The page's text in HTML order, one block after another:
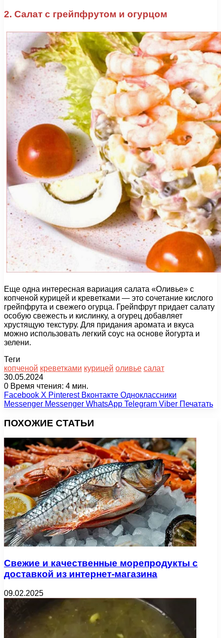
2. Салат с грейпфрутом и огурцом
Еще одна интересная вариация салата «Оливье» с
копченой курицей и креветками — это сочетание кислого
грейпфрута и свежего огурца. Грейпфрут придает салату
особую свежесть и кислинку, а огурец добавляет
хрустящую текстуру. Для придания аромата и вкуса
можно использовать легкий соус на основе йогурта и
зелени.
Теги
копченой креветками курицей оливье салат
30.05.2024
0 Время чтения: 4 мин.
Facebook X Pinterest Вконтакте Одноклассники
Messenger Messenger WhatsApp Telegram Viber Печатать
ПОХОЖИЕ СТАТЬИ
Свежие и качественные морепродукты с
доставкой из интернет-магазина
09.02.2025